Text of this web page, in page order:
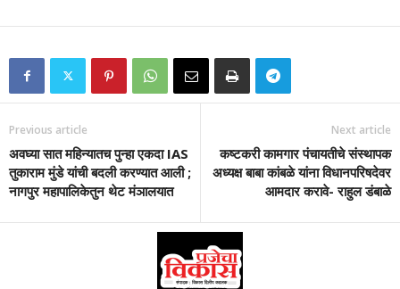
Previous article
अवघ्या सात महिन्यातच पुन्हा एकदा IAS
तुकाराम मुंडे यांची बदली करण्यात आली ;
नागपुर महापालिकेतुन थेट मंञालयात
Next article
कष्टकरी कामगार पंचायतीचे संस्थापक
अध्यक्ष बाबा कांबळे यांना विधानपरिषदेवर
आमदार करावे- राहुल डंबाळे